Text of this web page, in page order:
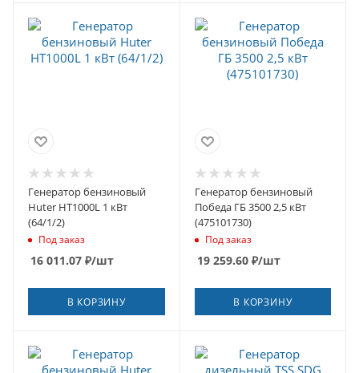
Генератор бензиновый
Huter HT1000L 1 кВт
(64/1/2)
Под заказ
16 011.07 ₽/шт
В КОРЗИНУ
Генератор бензиновый
Победа ГБ 3500 2,5 кВт
(475101730)
Под заказ
19 259.60₽/шт
В КОРЗИНУ